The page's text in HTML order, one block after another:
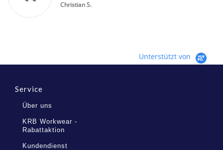
Christian S.
Unterstützt von
Service
Über uns
KRB Workwear -
Rabattaktion
Kundendienst